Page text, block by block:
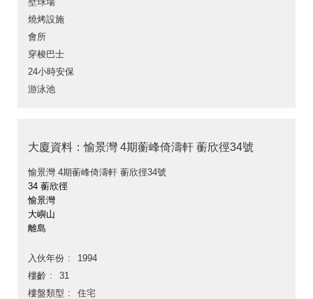
燒烤設施
會所
穿梭巴士
24小時安保
游泳池
大廈資料：愉景灣 4期蘅峰倚濤軒 蘅欣徑34號
愉景灣 4期蘅峰倚濤軒 蘅欣徑34號
34 蘅欣徑
愉景灣
大嶼山
離島
入伙年份
1994
樓齡
31
樓盤類型
住宅